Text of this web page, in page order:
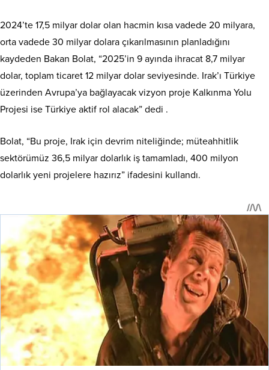
2024’te 17,5 milyar dolar olan hacmin kısa vadede 20 milyara,
orta vadede 30 milyar dolara çıkarılmasının planladığını
kaydeden Bakan Bolat, “2025’in 9 ayında ihracat 8,7 milyar
dolar, toplam ticaret 12 milyar dolar seviyesinde. Irak’ı Türkiye
üzerinden Avrupa’ya bağlayacak vizyon proje Kalkınma Yolu
Projesi ise Türkiye aktif rol alacak” dedi .
Bolat, “Bu proje, Irak için devrim niteliğinde; müteahhitlik
sektörümüz 36,5 milyar dolarlık iş tamamladı, 400 milyon
dolarlık yeni projelere hazırız” ifadesini kullandı.